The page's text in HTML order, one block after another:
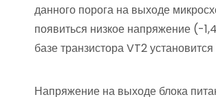
данного порога на выходе
появиться низкое напряжение (-
базе транзистора VT2
Напряжение на выходе блока